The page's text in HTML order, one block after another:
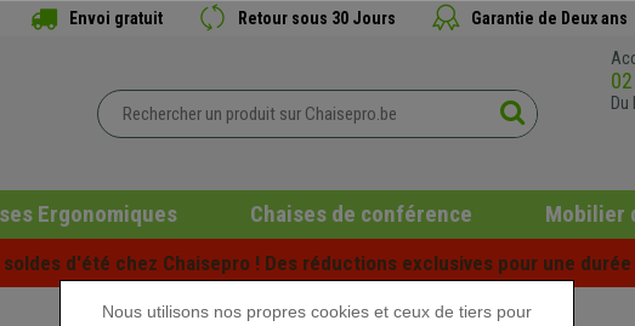
Envoi gratuit Retour sous 30 Jours Garantie de Deux ans
Ergonomiques Chaises de conférence Mobilier
d'été chez Chaisepro ! Des réductions exclusives pour une
Nous utilisons nos propres cookies et ceux de tiers pour